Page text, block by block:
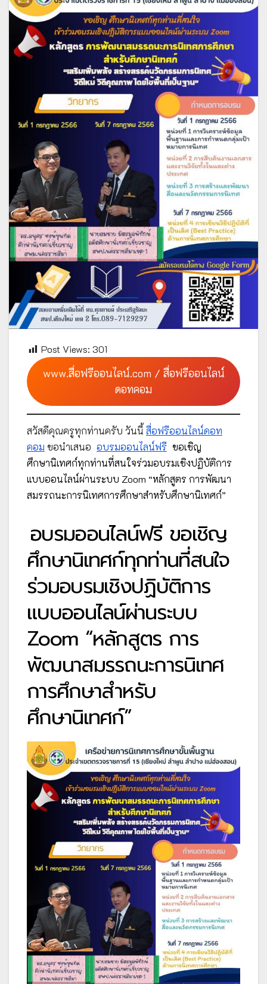
Post Views: 301
www.สื่อฟรีออนไลน์.com / สื่อฟรีออนไลน์
ดอทคอม
สวัสดีคุณครูทุกท่านครับ วันนี้ สื่อฟรีออนไลน์ดอท
คอม ขอนำเสนอ อบรมออนไลน์ฟรี ขอเชิญ
ศึกษานิเทศก์ทุกท่านที่สนใจร่วมอบรมเชิงปฏิบัติการ
แบบออนไลน์ผ่านระบบ Zoom “หลักสูตร การพัฒนา
สมรรถนะการนิเทศการศึกษาสำหรับศึกษานิเทศก์”
อบรมออนไลน์ฟรี ขอเชิญ
ศึกษานิเทศก์ทุกท่านที่สนใจ
ร่วมอบรมเชิงปฏิบัติการ
แบบออนไลน์ผ่านระบบ
Zoom “หลักสูตร การ
พัฒนาสมรรถนะการนิเทศ
การศึกษาสำหรับ
ศึกษานิเทศก์”